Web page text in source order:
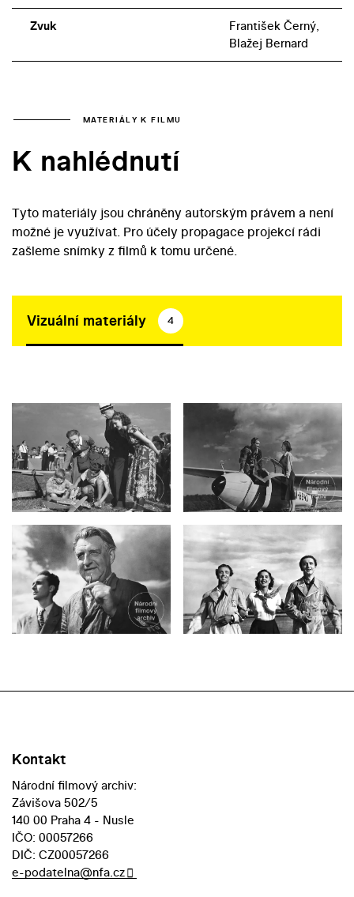
Zvuk
František Černý,
Blažej Bernard
MATERIÁLY K FILMU
K nahlédnutí
Tyto materiály jsou chráněny autorským právem a není
možné je využívat. Pro účely propagace projekcí rádi
zašleme snímky z filmů k tomu určené.
Vizuální materiály 4
Kontakt
Národní filmový archiv:
Závišova 502/5
140 00 Praha 4 - Nusle
IČO: 00057266
DIČ: CZ00057266
e-podatelna@nfa.cz